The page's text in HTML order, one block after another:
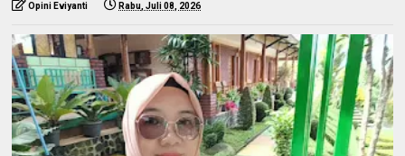
Opini Eviyanti Rabu, Juli 08, 2026